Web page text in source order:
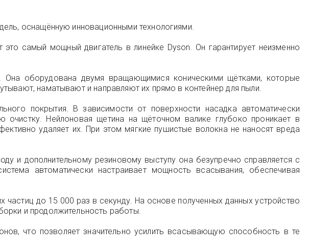
оснащённую инновационными технологиями.
самый мощный двигатель в линейке Dyson. Он гарантирует неизменно
оборудована двумя вращающимися коническими щётками, которые
наматывают и направляют их прямо в контейнер для пыли.
покрытия. В зависимости от поверхности насадка автоматически
очистку. Нейлоновая щетина на щёточном валике глубоко проникает в
удаляет их. При этом мягкие пушистые волокна не наносят вреда
и дополнительному резиновому выступу она безупречно справляется с
автоматически настраивает мощность всасывания, обеспечивая
до 15 000 раз в секунду. На основе полученных данных устройство
и продолжительность работы.
что позволяет значительно усилить всасывающую способность в те